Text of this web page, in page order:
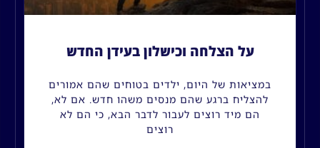
על הצלחה וכישלון בעידן החדש
במציאות של היום, ילדים בטוחים שהם אמורים
להצליח ברגע שהם מנסים משהו חדש. אם לא,
הם מיד רוצים לעבור לדבר הבא, כי הם לא
רוצים